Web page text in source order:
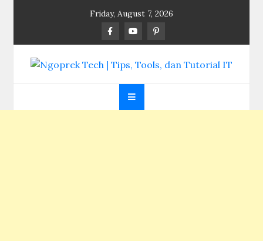
Friday, August 7, 2026
Ngoprek Tech | Tips,
Tools, dan Tutorial